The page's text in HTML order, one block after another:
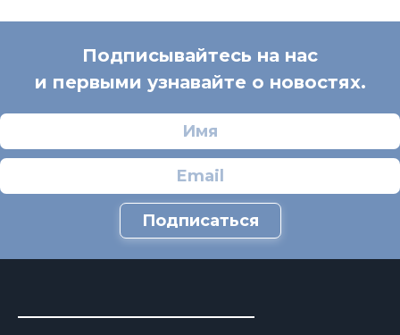
Подписывайтесь на нас
и первыми узнавайте о новостях.
Подписаться